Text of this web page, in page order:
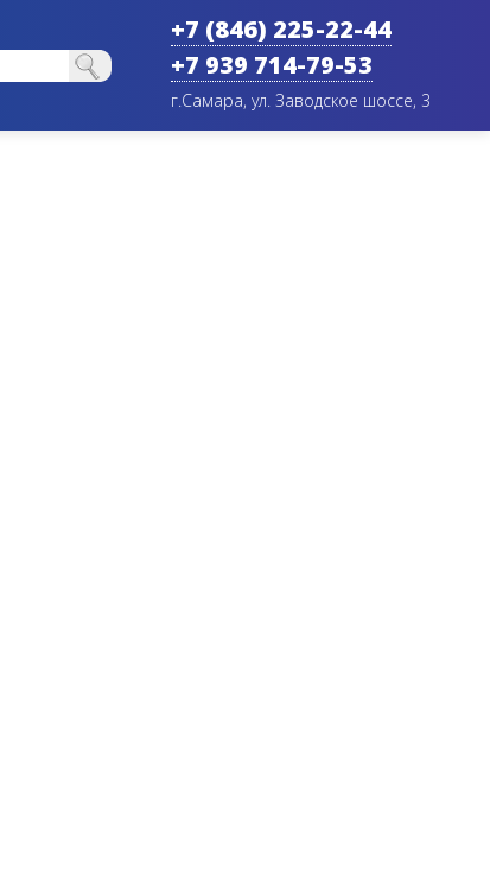
+7 (846) 225-22-44
+7 939 714-79-53
г.Самара, ул. Заводское шоссе, 3